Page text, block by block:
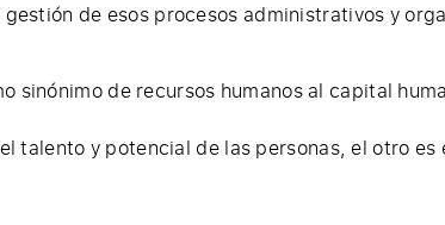
de esos procesos administrativos y
sinónimo de recursos humanos al capital
talento y potencial de las personas, el otro es